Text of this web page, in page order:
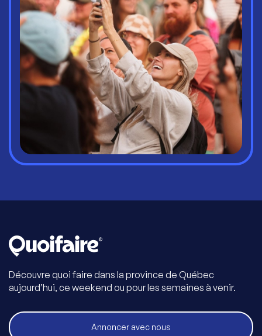
Découvre quoi faire dans la province de Québec
aujourd’hui, ce weekend ou pour les semaines à venir.
Annoncer avec nous